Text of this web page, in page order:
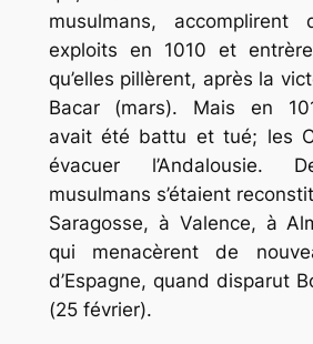
musulmans, accomplirent
exploits en 1010 et
qu’elles pillèrent, après la
Bacar (mars). Mais en
avait été battu et tué; les
évacuer l’Andalousie.
musulmans s’étaient
Saragosse, à Valence, à
qui menacèrent de
d’Espagne, quand disparut
(25 février).